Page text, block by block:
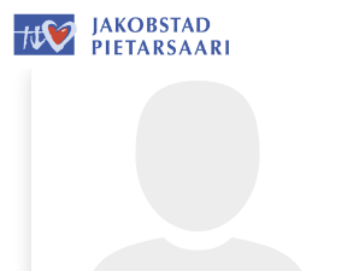
Hoppa
till